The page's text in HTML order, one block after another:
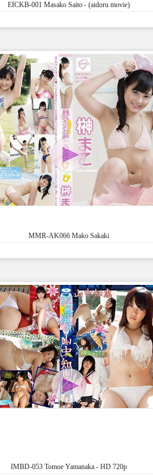
EICKB-001 Masako Saito - (aidoru movie)
MMR-AK066 Mako Sakaki
IMBD-053 Tomoe Yamanaka - HD 720p